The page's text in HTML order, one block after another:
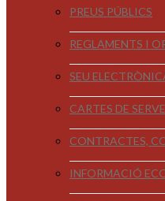
PREUS PÚBLICS
REGLAMENTS I
SEU
CARTES DE
CONTRACTES,
INFORMACIÓ